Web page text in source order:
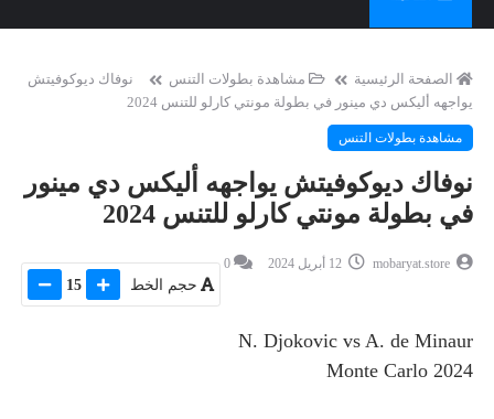
الصفحة الرئيسية مشاهدة بطولات التنس
نوفاك ديوكوفيتش
يواجهه أليكس دي مينور في بطولة مونتي كارلو للتنس 2024
مشاهدة بطولات التنس
نوفاك ديوكوفيتش يواجهه أليكس دي مينور
في بطولة مونتي كارلو للتنس 2024
mobaryat.store
0
حجم الخط 15
N. Djokovic vs A. de Minaur
Monte Carlo 2024